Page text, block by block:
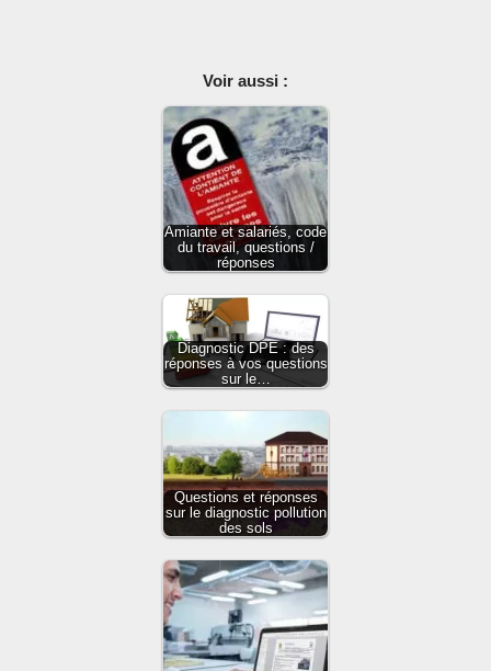
Voir aussi :
Amiante et salariés, code
du travail, questions /
réponses
Diagnostic DPE : des
réponses à vos questions
sur le…
Questions et réponses
sur le diagnostic pollution
des sols